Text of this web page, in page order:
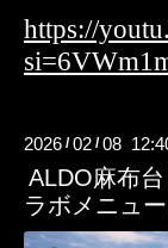
https://
2026 /02 /08
ALDO麻布
ラボメニュ